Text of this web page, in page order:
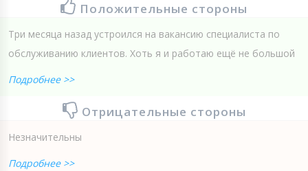
Положительные стороны
Три месяца назад устроился на вакансию специалиста по
обслуживанию клиентов. Хоть я и работаю ещё не большой
Подробнее >>
Отрицательные стороны
Незначительны
Подробнее >>